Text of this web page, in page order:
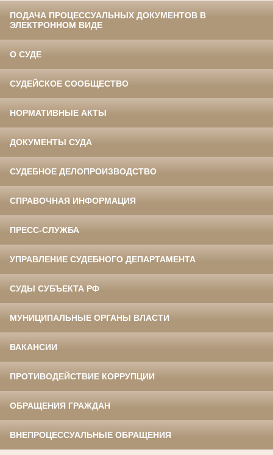
ПОДАЧА ПРОЦЕССУАЛЬНЫХ ДОКУМЕНТОВ В
ЭЛЕКТРОННОМ ВИДЕ
О СУДЕ
СУДЕЙСКОЕ СООБЩЕСТВО
НОРМАТИВНЫЕ АКТЫ
ДОКУМЕНТЫ СУДА
СУДЕБНОЕ ДЕЛОПРОИЗВОДСТВО
СПРАВОЧНАЯ ИНФОРМАЦИЯ
ПРЕСС-СЛУЖБА
УПРАВЛЕНИЕ СУДЕБНОГО ДЕПАРТАМЕНТА
СУДЫ СУБЪЕКТА РФ
МУНИЦИПАЛЬНЫЕ ОРГАНЫ ВЛАСТИ
ВАКАНСИИ
ПРОТИВОДЕЙСТВИЕ КОРРУПЦИИ
ОБРАЩЕНИЯ ГРАЖДАН
ВНЕПРОЦЕССУАЛЬНЫЕ ОБРАЩЕНИЯ